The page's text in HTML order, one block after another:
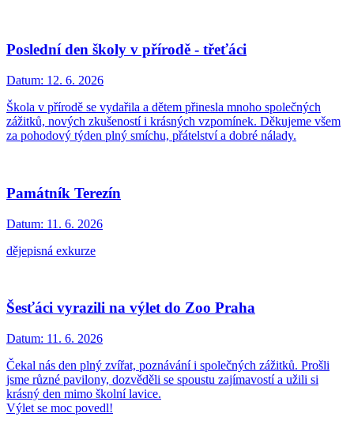
Poslední den školy v přírodě - třeťáci
Datum: 12. 6. 2026
Škola v přírodě se vydařila a dětem přinesla mnoho společných
zážitků, nových zkušeností i krásných vzpomínek. Děkujeme všem
za pohodový týden plný smíchu, přátelství a dobré nálady.
Památník Terezín
Datum: 11. 6. 2026
dějepisná exkurze
Šesťáci vyrazili na výlet do Zoo Praha
Datum: 11. 6. 2026
Čekal nás den plný zvířat, poznávání i společných zážitků. Prošli
jsme různé pavilony, dozvěděli se spoustu zajímavostí a užili si
krásný den mimo školní lavice.
Výlet se moc povedl!